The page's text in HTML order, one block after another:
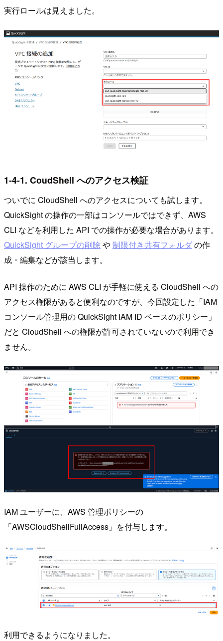
実行ロールは見えました。
1-4-1. CoudShell へのアクセス検証
ついでに CloudShell へのアクセスについても試します。
QuickSight の操作の一部はコンソールではできず、AWS
CLI などを利用した API での操作が必要な場合があります。
QuickSight グループの削除 や制限付き共有フォルダの作
成・編集などが該当します。
API 操作のために AWS CLI が手軽に使える CloudShell への
アクセス権限があると便利なのですが、今回設定した「IAM
コンソール管理用の QuickSight IAM ID ベースのポリシー」
だと CloudShell への権限が許可されていないので利用でき
ません。
IAM ユーザーに、AWS 管理ポリシーの
「AWSCloudShellFullAccess」を付与します。
利用できるようになりました。